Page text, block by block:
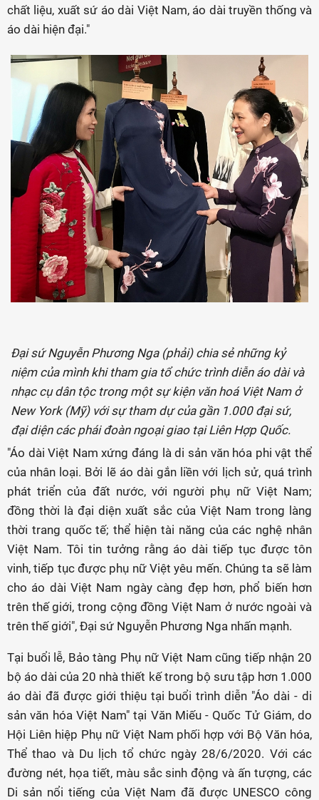
chất liệu, xuất sứ áo dài Việt Nam, áo dài truyền thống và
áo dài hiện đại."
Đại sứ Nguyễn Phương Nga (phải) chia sẻ những kỷ
niệm của mình khi tham gia tổ chức trình diễn áo dài và
nhạc cụ dân tộc trong một sự kiện văn hoá Việt Nam ở
New York (Mỹ) với sự tham dự của gần 1.000 đại sứ,
đại diện các phái đoàn ngoại giao tại Liên Hợp Quốc.
"Áo dài Việt Nam xứng đáng là di sản văn hóa phi vật thể
của nhân loại. Bởi lẽ áo dài gắn liền với lịch sử, quá trình
phát triển của đất nước, với người phụ nữ Việt Nam;
đồng thời là đại diện xuất sắc của Việt Nam trong làng
thời trang quốc tế; thể hiện tài năng của các nghệ nhân
Việt Nam. Tôi tin tưởng rằng áo dài tiếp tục được tôn
vinh, tiếp tục được phụ nữ Việt yêu mến. Chúng ta sẽ làm
cho áo dài Việt Nam ngày càng đẹp hơn, phổ biến hơn
trên thế giới, trong cộng đồng Việt Nam ở nước ngoài và
trên thế giới", Đại sứ Nguyễn Phương Nga nhấn mạnh.
Tại buổi lễ, Bảo tàng Phụ nữ Việt Nam cũng tiếp nhận 20
bộ áo dài của 20 nhà thiết kế trong bộ sưu tập hơn 1.000
áo dài đã được giới thiệu tại buổi trình diễn "Áo dài - di
sản văn hóa Việt Nam" tại Văn Miếu - Quốc Tử Giám, do
Hội Liên hiệp Phụ nữ Việt Nam phối hợp với Bộ Văn hóa,
Thể thao và Du lịch tổ chức ngày 28/6/2020. Với các
đường nét, họa tiết, màu sắc sinh động và ấn tượng, các
Di sản nổi tiếng của Việt Nam đã được UNESCO công